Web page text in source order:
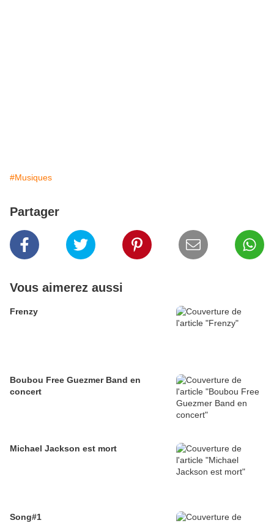
#Musiques
Partager
Vous aimerez aussi
Frenzy
Boubou Free Guezmer Band en
concert
Michael Jackson est mort
Song#1